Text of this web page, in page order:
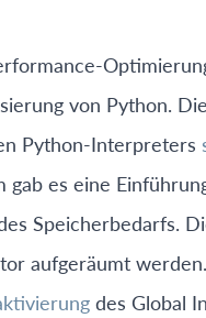
von Python.
Python-Interpreters
es eine
Speicherbedarfs.
aufgeräumt werden.
des Global